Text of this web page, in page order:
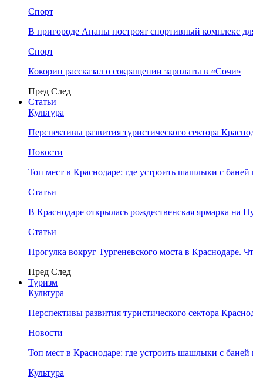
Спорт
В пригороде Анапы построят спортивный комплекс
Спорт
Кокорин рассказал о сокращении зарплаты в «Сочи»
Пред След
Статьи
Культура
Перспективы развития туристического сектора
Новости
Топ мест в Краснодаре: где устроить шашлыки с баней
Статьи
В Краснодаре открылась рождественская ярмарка
Статьи
Прогулка вокруг Тургеневского моста в Краснодаре.
Пред След
Туризм
Культура
Перспективы развития туристического сектора
Новости
Топ мест в Краснодаре: где устроить шашлыки с баней
Культура